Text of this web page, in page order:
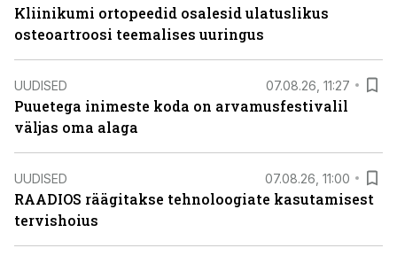
Kliinikumi ortopeedid osalesid ulatuslikus
osteoartroosi teemalises uuringus
UUDISED 07.08.26, 11:27
Puuetega inimeste koda on arvamusfestivalil
väljas oma alaga
UUDISED 07.08.26, 11:00
RAADIOS räägitakse tehnoloogiate kasutamisest
tervishoius